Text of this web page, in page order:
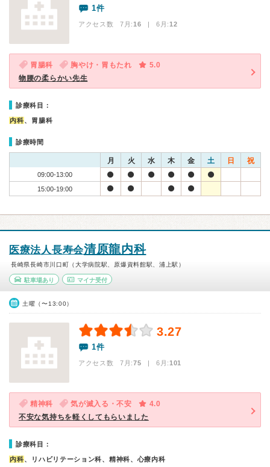
1件
アクセス数 7月:16 | 6月:12
胃腸科 胸やけ・胃もたれ
5.0
物腰の柔らかい先生
診療科目：
内科、胃腸科
診療時間
月 火 水 木 金 土 日 祝
09:00-13:00
15:00-19:00
医療法人長寿会清原龍内科
長崎県長崎市川口町（大学病院駅、原爆資料館駅、浦上駅）
駐車場あり マイナ受付
土曜（〜13:00）
3.27
1件
アクセス数 7月:75 | 6月:101
精神科 気が滅入る・不安
4.0
不安な気持ちを軽くしてもらいました
診療科目：
内科、リハビリテーション科、精神科、心療内科